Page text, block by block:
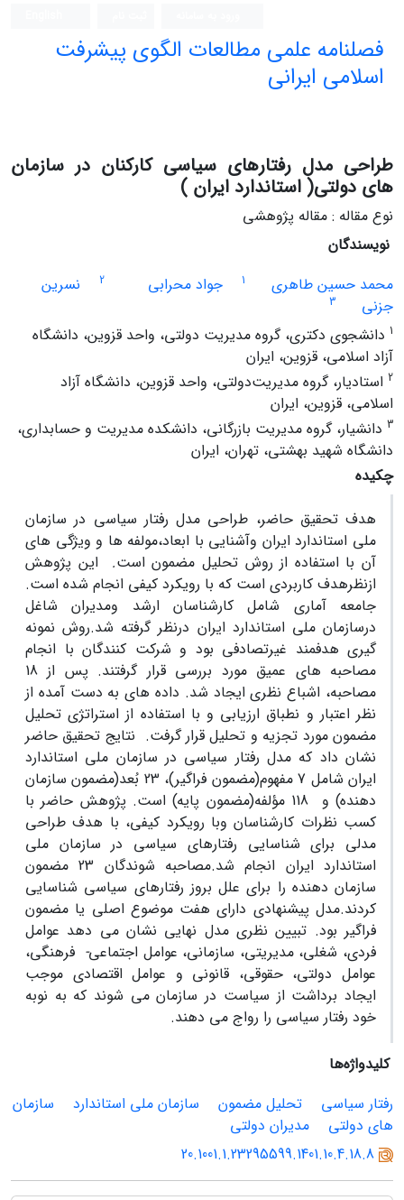
فصلنامه علمی مطالعات الگوی پیشرفت
اسلامی ایرانی
طراحی مدل رفتارهای سیاسی کارکنان در سازمان
های دولتی( استاندارد ایران )
نوع مقاله : مقاله پژوهشی
نویسندگان
محمد حسین طاهری
1 جواد محرابی 2
نسرین
جزنی
3
1 دانشجوی دکتری، گروه مدیریت دولتی، واحد قزوین، دانشگاه
آزاد اسلامی، قزوین، ایران
2 استادیار، گروه مدیریت‌دولتی، واحد قزوین، دانشگاه آزاد
اسلامی، قزوین، ایران
3 دانشیار، گروه مدیریت بازرگانی، دانشکده مدیریت و حسابداری،
دانشگاه شهید بهشتی، تهران، ایران
چکیده
هدف تحقیق حاضر، طراحی مدل رفتار سیاسی در سازمان
ملی استاندارد ایران وآشنایی با ابعاد،مولفه ها و ویژگی های
آن با استفاده از روش تحلیل مضمون است. این پژوهش
ازنظرهدف کاربردی است که با رویکرد کیفی انجام شده است.
جامعه آماری شامل کارشناسان ارشد ومدیران شاغل
درسازمان ملی استاندارد ایران درنظر گرفته شد.روش نمونه
گیری هدفمند غیرتصادفی بود و شرکت کنندگان با انجام
مصاحبه های عمیق مورد بررسی قرار گرفتند. پس از 18
مصاحبه، اشباع نظری ایجاد شد. داده های به دست آمده از
نظر اعتبار و نطباق ارزیابی و با استفاده از استراتژی تحلیل
مضمون مورد تجزیه و تحلیل قرار گرفت. نتایج تحقیق حاضر
نشان داد که مدل رفتار سیاسی در سازمان ملی استاندارد
ایران شامل 7 مفهوم(مضمون فراگیر)، 23 بُعد(مضمون سازمان
دهنده) و 118 مؤلفه(مضمون پایه) است. پژوهش حاضر با
کسب نظرات کارشناسان وبا رویکرد کیفی، با هدف طراحی
مدلی برای شناسایی رفتارهای سیاسی در سازمان ملی
استاندارد ایران انجام شد.مصاحبه شوندگان 23 مضمون
سازمان دهنده را برای علل بروز رفتارهای سیاسی شناسایی
کردند.مدل پیشنهادی دارای هفت موضوع اصلی یا مضمون
فراگیر بود. تبیین نظری مدل نهایی نشان می دهد عوامل
فردی، شغلی، مدیریتی، سازمانی، عوامل اجتماعی- فرهنگی،
عوامل دولتی، حقوقی، قانونی و عوامل اقتصادی موجب
ایجاد برداشت از سیاست در سازمان می شوند که به نوبه
خود رفتار سیاسی را رواج می دهند.
کلیدواژه‌ها
رفتار سیاسی
تحلیل مضمون سازمان ملی استاندارد
سازمان
های دولتی
مدیران دولتی
20.1001.1.23295599.1401.10.4.18.8